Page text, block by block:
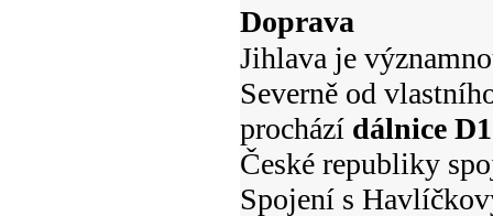
Doprava
Jihlava je
Severně od
prochází dálnice D1
České republiky
Spojení s